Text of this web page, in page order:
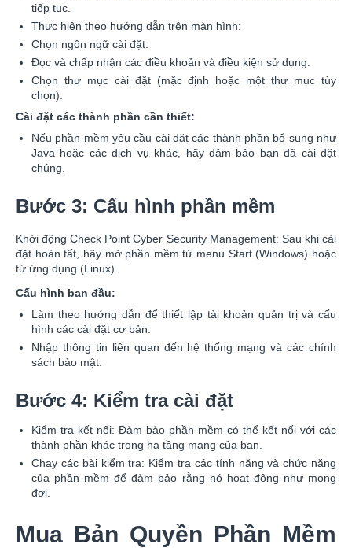
tiếp tục.
Thực hiện theo hướng dẫn trên màn hình:
Chọn ngôn ngữ cài đặt.
Đọc và chấp nhận các điều khoản và điều kiện sử dụng.
Chọn thư mục cài đặt (mặc định hoặc một thư mục tùy
chọn).
Cài đặt các thành phần cần thiết:
Nếu phần mềm yêu cầu cài đặt các thành phần bổ sung như
Java hoặc các dịch vụ khác, hãy đảm bảo bạn đã cài đặt
chúng.
Bước 3: Cấu hình phần mềm
Khởi động Check Point Cyber Security Management: Sau khi cài
đặt hoàn tất, hãy mở phần mềm từ menu Start (Windows) hoặc
từ ứng dụng (Linux).
Cấu hình ban đầu:
Làm theo hướng dẫn để thiết lập tài khoản quản trị và cấu
hình các cài đặt cơ bản.
Nhập thông tin liên quan đến hệ thống mạng và các chính
sách bảo mật.
Bước 4: Kiểm tra cài đặt
Kiểm tra kết nối: Đảm bảo phần mềm có thể kết nối với các
thành phần khác trong hạ tầng mạng của bạn.
Chạy các bài kiểm tra: Kiểm tra các tính năng và chức năng
của phần mềm để đảm bảo rằng nó hoạt động như mong
đợi.
Mua Bản Quyền Phần Mềm